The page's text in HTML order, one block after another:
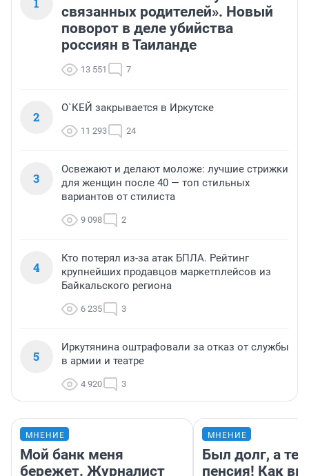
связанных родителей». Новый
поворот в деле убийства
россиян в Таиланде
13 551 7
2
О`КЕЙ закрывается в Иркутске
11 293 24
3
Освежают и делают моложе: лучшие стрижки
для женщин после 40 — топ стильных
вариантов от стилиста
9 098 2
4
Кто потерял из-за атак БПЛА. Рейтинг
крупнейших продавцов маркетплейсов из
Байкальского региона
6 235 3
5
Иркутянина оштрафовали за отказ от службы
в армии и театре
4 920 3
МНЕНИЕ
Мой банк меня
бережет. Журналист
МНЕНИЕ
Был долг, а
пенсия! Как